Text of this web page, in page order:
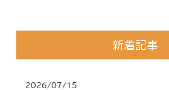
新着記事
2026/07/15